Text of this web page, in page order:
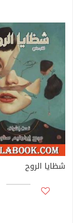
شظايا الروح